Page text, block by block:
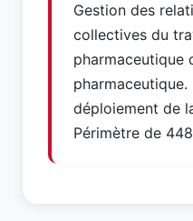
Gestion des
collectives du
pharmaceutique
déploiement de
Périmètre de